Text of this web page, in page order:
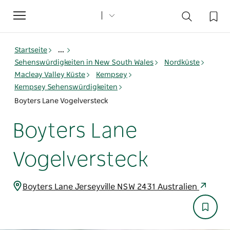
Toggle
navigation
Startseite
...
Sehenswürdigkeiten in New South Wales
Nordküste
Macleay Valley Küste
Kempsey
Kempsey Sehenswürdigkeiten
Boyters Lane Vogelversteck
Boyters Lane
Vogelversteck
Boyters Lane Jerseyville NSW 2431 Australien